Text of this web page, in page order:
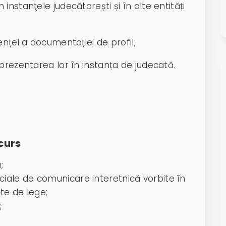
judecătorești și în alte entități
a documentației de profil;
lor în instanța de judecată.
de comunicare interetnică vorbite în
de lege;